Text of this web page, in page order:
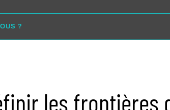
?
les frontières